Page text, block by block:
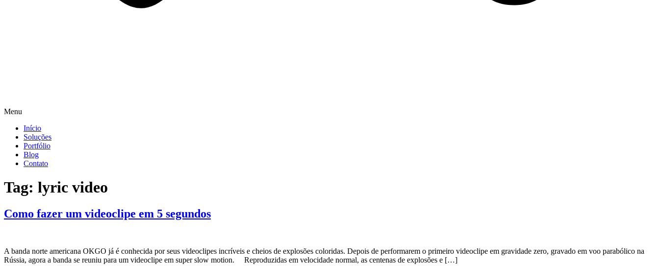
Menu
Início
Soluções
Portfólio
Blog
Contato
Tag: lyric video
Como fazer um videoclipe em 5 segundos
A banda norte americana OKGO já é conhecida por seus videoclipes incríveis e cheios de explosões coloridas. Depois de performarem o primeiro videoclipe em gravidade zero, gravado em voo parabólico na
Rússia, agora a banda se reuniu para um videoclipe em super slow motion. Reproduzidas em velocidade normal, as centenas de explosões e […]